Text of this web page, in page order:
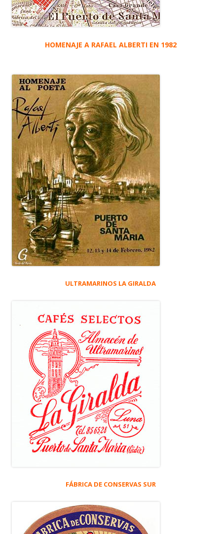
HOMENAJE A RAFAEL ALBERTI EN 1982
ULTRAMARINOS LA GIRALDA
FÁBRICA DE CONSERVAS SUR